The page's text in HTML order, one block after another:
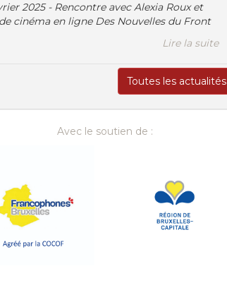
2025 - Rencontre avec Alexia Roux et
cinéma en ligne Des Nouvelles du Front
Lire la suite
Toutes les actualités
Avec le soutien de :